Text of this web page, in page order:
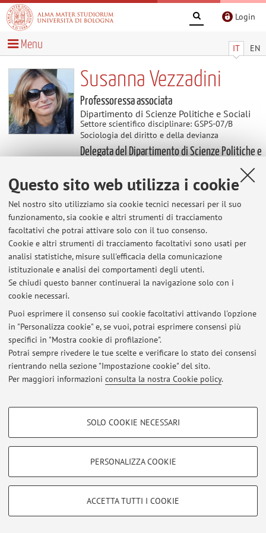
Questo sito web utilizza i cookie
Nel nostro sito utilizziamo sia cookie tecnici necessari per il suo
funzionamento, sia cookie e altri strumenti di tracciamento
facoltativi che potrai attivare solo con il tuo consenso.
Cookie e altri strumenti di tracciamento facoltativi sono usati per
analisi statistiche, misure sull'efficacia della comunicazione
istituzionale e analisi dei comportamenti degli utenti.
Se chiudi questo banner continuerai la navigazione solo con i
cookie necessari.
Puoi esprimere il consenso sui cookie facoltativi attivando l'opzione
in "Personalizza cookie" e, se vuoi, potrai esprimere consensi più
specifici in "Mostra cookie di profilazione".
Potrai sempre rivedere le tue scelte e verificare lo stato dei consensi
rientrando nella sezione "Impostazione cookie" del sito.
Per maggiori informazioni consulta la nostra Cookie policy.
COOKIE DI PROFILAZIONE - FACOLTATIVI
COOKIE TECNICI - NECESSARI
Si tratta di cookie tecnici utilizzati, a titolo esemplificativo, per il corretto
SOLO COOKIE NECESSARI
PERSONALIZZA COOKIE
ACCETTA TUTTI I COOKIE
Login
IT EN
Menu
Susanna Vezzadini
Professoressa associata
Dipartimento di Scienze Politiche e Sociali
Settore scientifico disciplinare: GSPS-07/B
Sociologia del diritto e della devianza
Delegata del Dipartimento di Scienze Politiche e
Avvisi
Al momento non sono presenti avvisi.
Area riservata
Accedi tramitelogin
© 2026 - ALMA MATER STUDIORUM - Università di Bologna - Via
Zamboni, 33 - 40126 Bologna - Partita IVA: 01131710376
Privacy
Note legali | Impostazioni Cookie